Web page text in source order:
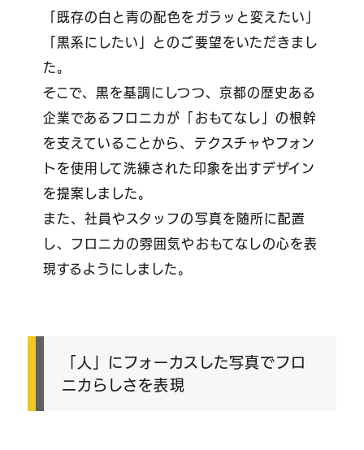
「既存の白と青の配色をガラッと変えたい」
「黒系にしたい」とのご要望をいただきまし
た。
そこで、黒を基調にしつつ、京都の歴史ある
企業であるフロニカが「おもてなし」の根幹
を支えていることから、テクスチャやフォン
トを使用して洗練された印象を出すデザイン
を提案しました。
また、社員やスタッフの写真を随所に配置
し、フロニカの雰囲気やおもてなしの心を表
現するようにしました。
「人」にフォーカスした写真でフロ
ニカらしさを表現